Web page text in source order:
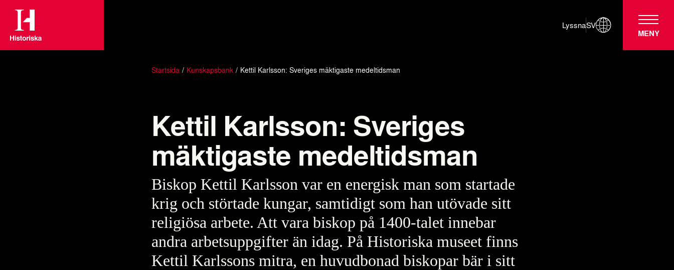
LyssnaSV
MENY
Startsida Kunskapsbank Kettil Karlsson: Sveriges mäktigaste medeltidsman
Kettil Karlsson: Sveriges
mäktigaste medeltidsman
Biskop Kettil Karlsson var en energisk man som startade
krig och störtade kungar, samtidigt som han utövade sitt
religiösa arbete. Att vara biskop på 1400-talet innebar
andra arbetsuppgifter än idag. På Historiska museet finns
Kettil Karlssons mitra, en huvudbonad biskopar bär i sitt